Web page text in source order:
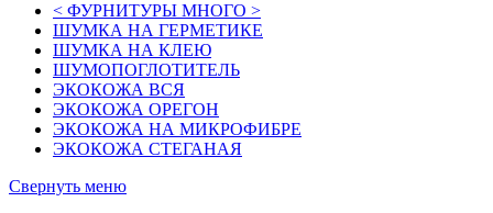
< ФУРНИТУРЫ МНОГО >
ШУМКА НА ГЕРМЕТИКЕ
ШУМКА НА КЛЕЮ
ШУМОПОГЛОТИТЕЛЬ
ЭКОКОЖА ВСЯ
ЭКОКОЖА ОРЕГОН
ЭКОКОЖА НА МИКРОФИБРЕ
ЭКОКОЖА СТЕГАНАЯ
Свернуть меню